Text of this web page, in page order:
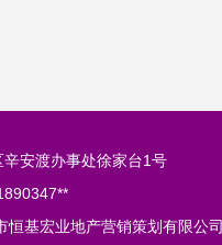
安渡办事处徐家台1号
恒基宏业地产营销策划有限公司